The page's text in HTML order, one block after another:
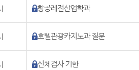
항공레전산업학과
호텔관광카지노과 질문
신체검사 기한